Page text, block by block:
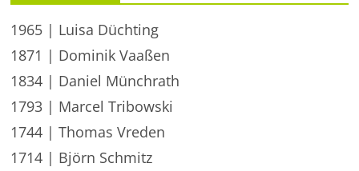
1965 | Luisa Düchting
1871 | Dominik Vaaßen
1834 | Daniel Münchrath
1793 | Marcel Tribowski
1744 | Thomas Vreden
1714 | Björn Schmitz